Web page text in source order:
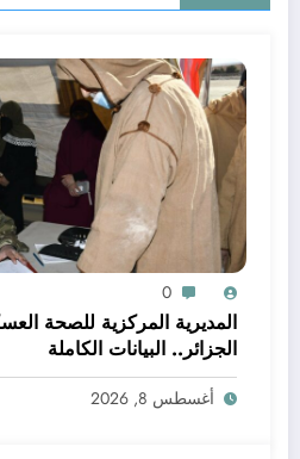
0
المديرية المركزية للصحة
الجزائر.. البيانات الكاملة
أغسطس 8, 2026